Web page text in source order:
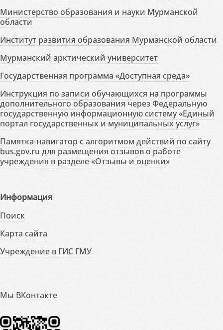
Министерство образования и науки Мурманской
области
Институт развития образования Мурманской области
Мурманский арктический университет
Государственная программа «Доступная среда»
Инструкция по записи обучающихся на программы
дополнительного образования через Федеральную
государственную информационную систему «Единый
портал государственных и муниципальных услуг»
Памятка-навигатор с алгоритмом действий по сайту
bus.gov.ru для размещения отзывов о работе
учреждения в разделе «Отзывы и оценки»
Информация
Поиск
Карта сайта
Учреждение в ГИС ГМУ
Мы ВКонтакте